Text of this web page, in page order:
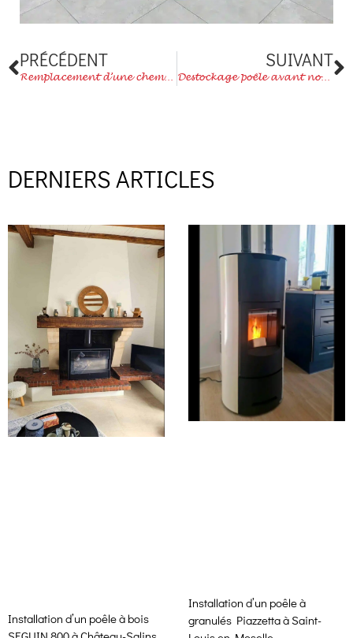
Précédent
PRÉCÉDENT
Remplacement d’une cheminée à bois par un poêle à granulés
SUIVANT
Destockage poêle avant nouvelle collection
DERNIERS ARTICLES
Installation d’un poêle à bois
Installation d’un poêle à
granulés Piazzetta à Saint-